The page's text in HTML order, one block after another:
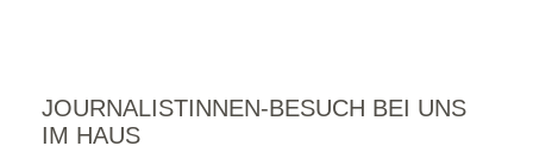
JOURNALISTINNEN-BESUCH BEI UNS
IM HAUS